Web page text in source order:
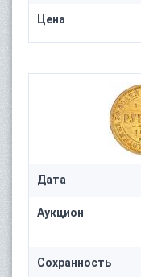
Цена
Дата
Аукцион
Сохранность